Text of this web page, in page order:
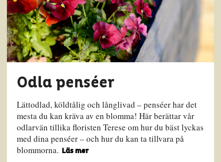
Odla penséer
Lättodlad, köldtålig och långlivad – penséer har det
mesta du kan kräva av en blomma! Här berättar vår
odlarvän tillika floristen Terese om hur du bäst lyckas
med dina penséer – och hur du kan ta tillvara på
blommorna.
Läs mer